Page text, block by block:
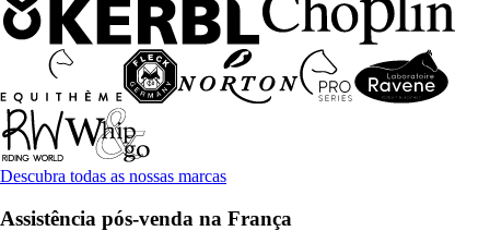
Descubra todas as nossas marcas
Assistência pós-venda na França